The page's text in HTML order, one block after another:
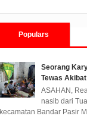
Populars
Seorang
Tewas
ASAHAN,
nasib dari
kecamatan Bandar Pasir